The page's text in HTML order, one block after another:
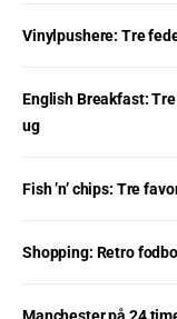
Vinylpushere: Tre
English Breakfast:
ug
Fish ’n’ chips: Tre
Shopping: Retro